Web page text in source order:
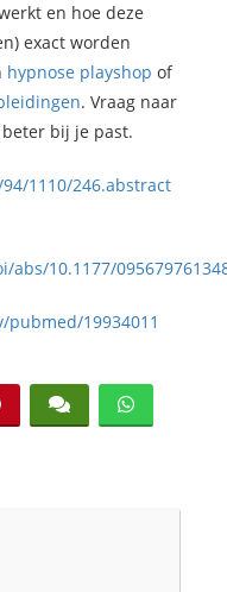
en hoe deze
exact worden
hypnose playshop of
. Vraag naar
bij je past.
1110/246.abstract
10.1177/
19934011